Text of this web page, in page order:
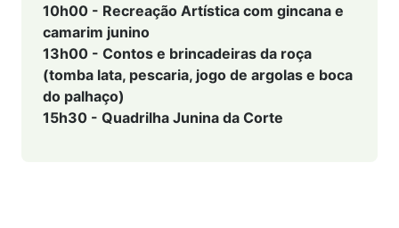
10h00 - Recreação Artística com gincana e
camarim junino
13h00 - Contos e brincadeiras da roça
(tomba lata, pescaria, jogo de argolas e boca
do palhaço)
15h30 - Quadrilha Junina da Corte